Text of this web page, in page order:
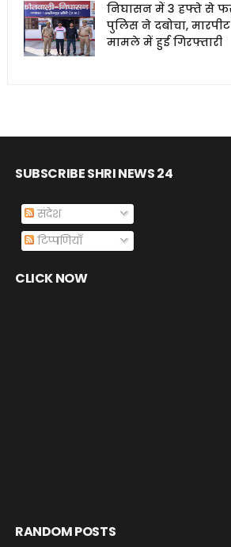
निघासन में 3 हफ्ते से
पुलिस ने दबोचा,
मामले में हुई गिरफ्तारी
SUBSCRIBE SHRI NEWS 24
संदेश
टिप्पणियाँ
CLICK NOW
RANDOM POSTS